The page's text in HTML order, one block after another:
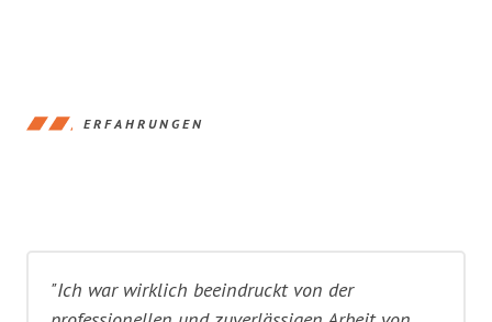
ERFAHRUNGEN
"Ich war wirklich beeindruckt von der